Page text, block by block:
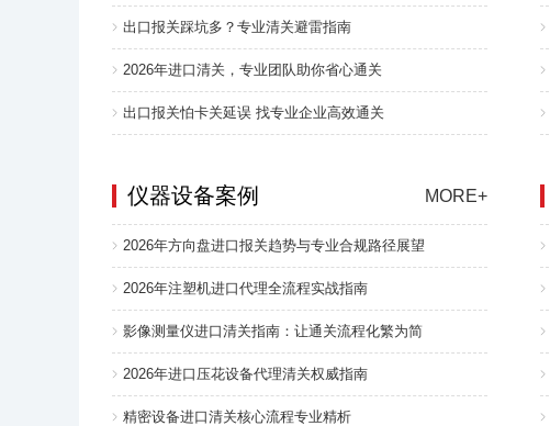
出口报关踩坑多？专业清关避雷指南
2026年进口清关，专业团队助你省心通关
出口报关怕卡关延误 找专业企业高效通关
仪器设备案例 MORE+
2026年方向盘进口报关趋势与专业合规路径展望
2026年注塑机进口代理全流程实战指南
影像测量仪进口清关指南：让通关流程化繁为简
2026年进口压花设备代理清关权威指南
精密设备进口清关核心流程专业精析